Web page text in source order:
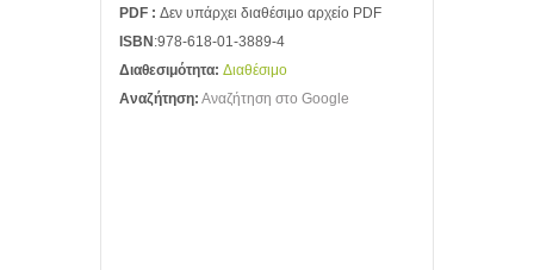
PDF : Δεν υπάρχει διαθέσιμο αρχείο PDF
ISBN :978-618-01-3889-4
Διαθεσιμότητα: Διαθέσιμο
Αναζήτηση: Αναζήτηση στο Google